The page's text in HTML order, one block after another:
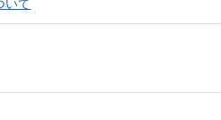
いて